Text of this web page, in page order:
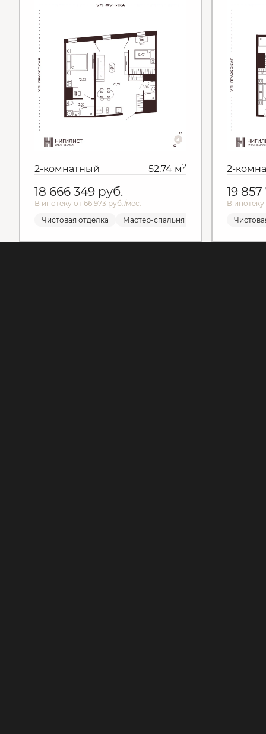
2-комнатный 52.74 м2
18 666 349 руб.
В ипотеку от 66 973 руб./мес.
Чистовая отделка
Мастер-спальня Чистовая отделка
2-
19
В ипотеку